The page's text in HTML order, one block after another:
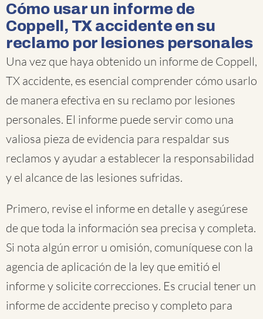
Cómo usar un informe de
Coppell, TX accidente en su
reclamo por lesiones personales
Una vez que haya obtenido un informe de Coppell,
TX accidente, es esencial comprender cómo usarlo
de manera efectiva en su reclamo por lesiones
personales. El informe puede servir como una
valiosa pieza de evidencia para respaldar sus
reclamos y ayudar a establecer la responsabilidad
y el alcance de las lesiones sufridas.
Primero, revise el informe en detalle y asegúrese
de que toda la información sea precisa y completa.
Si nota algún error u omisión, comuníquese con la
agencia de aplicación de la ley que emitió el
informe y solicite correcciones. Es crucial tener un
informe de accidente preciso y completo para